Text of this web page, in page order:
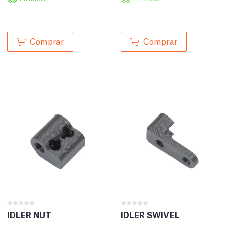
Comprar Comprar
IDLER NUT IDLER SWIVEL